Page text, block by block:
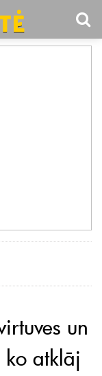
un
ko atklāj